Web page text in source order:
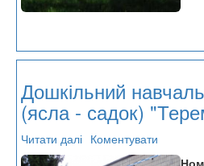
Дошкільний
(ясла - садок)
Читати далі про
Дошкільний
Коментувати